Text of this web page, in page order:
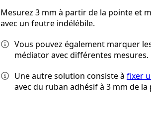
Mesurez 3 mm à partir de la pointe et
avec un feutre indélébile.
Vous pouvez également marquer
médiator avec différentes mesures.
Une autre solution consiste à fixer
avec du ruban adhésif à 3 mm de la